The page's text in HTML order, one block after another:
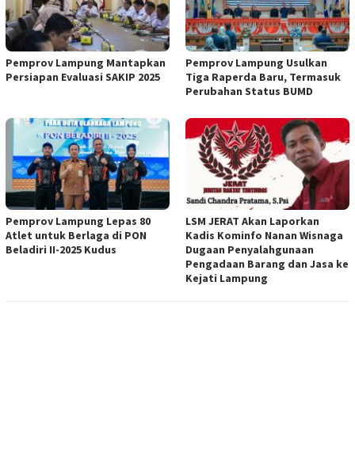
Pemprov Lampung Mantapkan
Persiapan Evaluasi SAKIP 2025
Pemprov Lampung Usulkan
Tiga Raperda Baru, Termasuk
Perubahan Status BUMD
Pemprov Lampung Lepas 80
Atlet untuk Berlaga di PON
Beladiri II-2025 Kudus
LSM JERAT Akan Laporkan
Kadis Kominfo Nanan Wisnaga
Dugaan Penyalahgunaan
Pengadaan Barang dan Jasa ke
Kejati Lampung